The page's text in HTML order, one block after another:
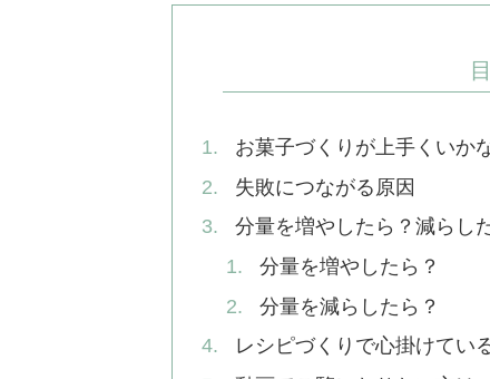
お菓子づくりが上手くいか
失敗につながる原因
分量を増やしたら？減らし
分量を増やしたら？
分量を減らしたら？
レシピづくりで心掛けてい